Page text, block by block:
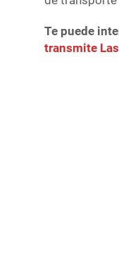
Te puede
transmite